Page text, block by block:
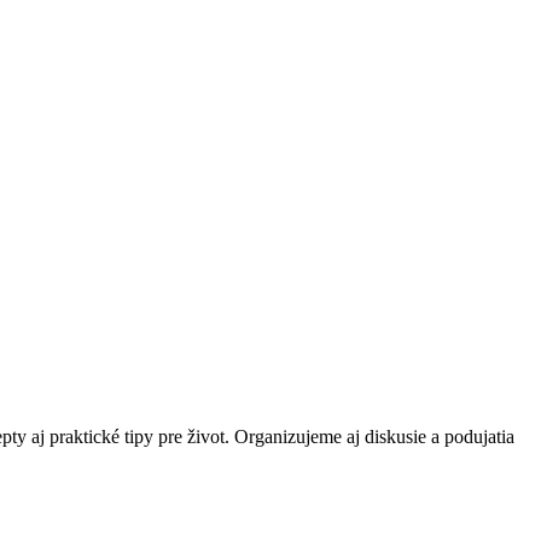
aj praktické tipy pre život. Organizujeme aj diskusie a podujatia